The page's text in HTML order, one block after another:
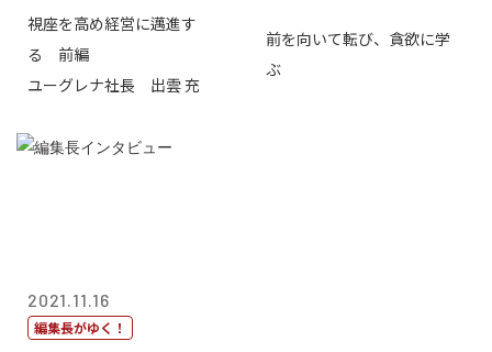
視座を高め経営に邁進す
る 前編
ユーグレナ社長 出雲 充
前を向いて転び、貪欲に学
ぶ
2021.11.16
編集長がゆく！